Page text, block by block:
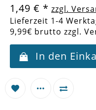
1,49 € * zzgl.
Lieferzeit 1-4
9,99€ brutto zzgl.
In den